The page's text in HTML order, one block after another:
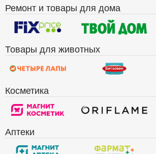
Ремонт и товары для дома
Товары для животных
Косметика
Аптеки